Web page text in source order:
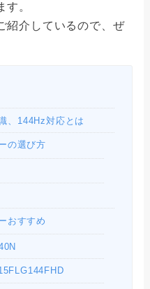
す。
紹介しているので、ぜ
、144Hz対応とは
の選び方
おすすめ